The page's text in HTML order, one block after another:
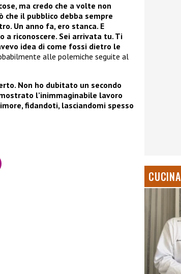
ma credo che a volte non
che il pubblico debba sempre
Un anno fa, ero stanca. E
a riconoscere. Sei arrivata tu. Ti
idea di come fossi dietro le
alle polemiche seguite al
Non ho dubitato un secondo
l’inimmaginabile lavoro
fidandoti, lasciandomi spesso
CUCINA